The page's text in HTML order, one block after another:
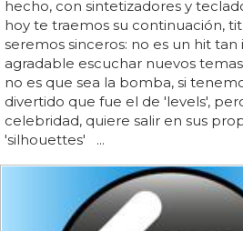
hecho, con sintetizadores y
hoy te traemos su continuación,
seremos sinceros: no es un hit
agradable escuchar nuevos
no es que sea la bomba, si
divertido que fue el de 'levels',
celebridad, quiere salir en sus
'silhouettes' ...